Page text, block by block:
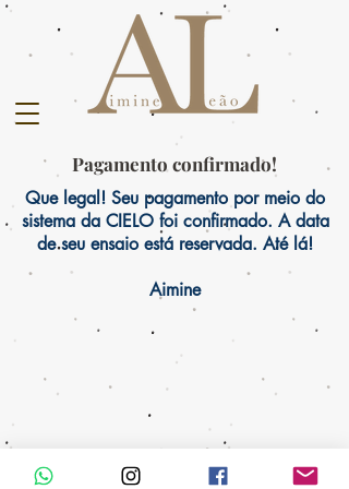
Pagamento confirmado!
Que legal! Seu pagamento por meio do
sistema da CIELO foi confirmado. A data
de seu ensaio está reservada. Até lá!
Aimine